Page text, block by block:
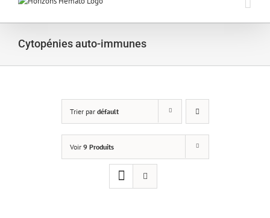
Cytopénies auto-immunes
Trier par défault
Voir 9 Produits